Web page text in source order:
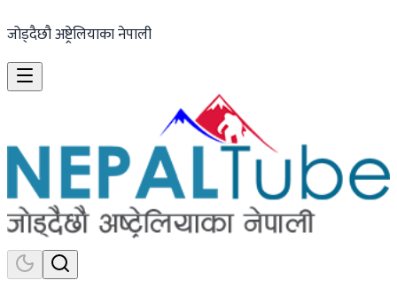
जोड्दैछौ अष्ट्रेलियाका नेपाली